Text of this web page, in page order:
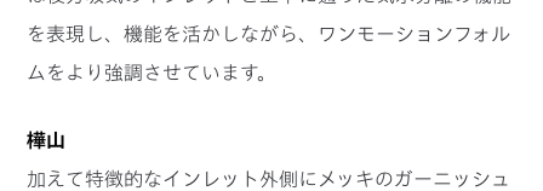
を表現し、機能を活かしながら、ワンモーションフォル
ムをより強調させています。
樺山
加えて特徴的なインレット外側にメッキのガーニッシュ